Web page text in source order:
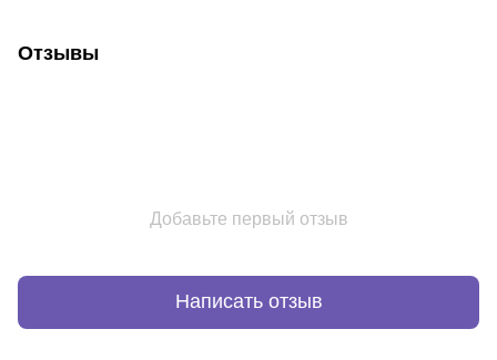
Отзывы
Добавьте первый отзыв
Написать отзыв